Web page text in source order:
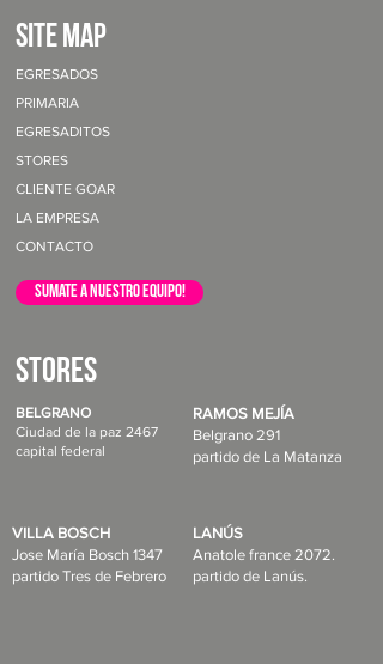
site map
EGRESADOS
PRIMARIA
EGRESADITOS
STORES
CLIENTE GOAR
LA EMPRESA
CONTACTO
sumate a nuestro equipo!
STORES
BELGRANO
Ciudad de la paz 2467
capital federal
RAMOS MEJÍA
Belgrano 291
partido de La Matanza
VILLA BOSCH
Jose María Bosch 1347
partido Tres de Febrero
LANÚS
Anatole france 2072.
partido de Lanús.